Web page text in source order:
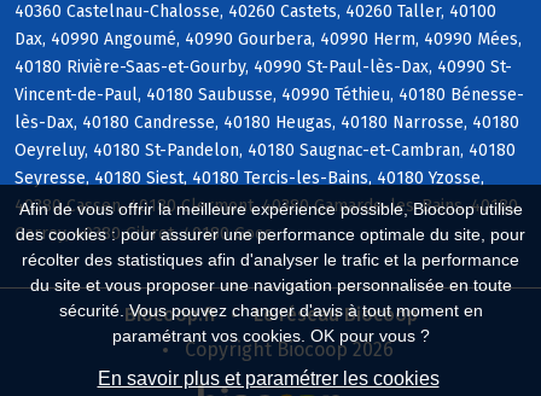
Afin de vous offrir la meilleure expérience possible, Biocoop utilise
des cookies : pour assurer une performance optimale du site, pour
récolter des statistiques afin d'analyser le trafic et la performance
du site et vous proposer une navigation personnalisée en toute
sécurité. Vous pouvez changer d'avis à tout moment en
paramétrant vos cookies. OK pour vous ?
En savoir plus et paramétrer les cookies
40360 Castelnau-Chalosse, 40260 Castets, 40260 Taller, 40100
Dax, 40990 Angoumé, 40990 Gourbera, 40990 Herm, 40990 Mées,
40180 Rivière-Saas-et-Gourby, 40990 St-Paul-lès-Dax, 40990 St-
Vincent-de-Paul, 40180 Saubusse, 40990 Téthieu, 40180 Bénesse-
lès-Dax, 40180 Candresse, 40180 Heugas, 40180 Narrosse, 40180
Oeyreluy, 40180 St-Pandelon, 40180 Saugnac-et-Cambran, 40180
Seyresse, 40180 Siest, 40180 Tercis-les-Bains, 40180 Yzosse,
40380 Cassen, 40180 Clermont, 40380 Gamarde-les-Bains, 40180
Garrey, 40380 Gibret, 40180 Goos
Biocoop.fr
Le réseau Biocoop
Copyright Biocoop 2026